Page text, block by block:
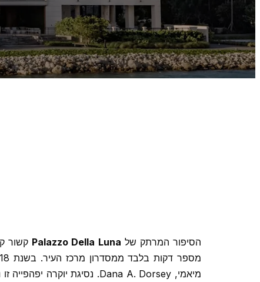
הסיפור המרתק של Palazzo Della Luna קשור
מיאמי, Dana A. Dorsey. נסיגת יוקרה יפהפייה זו נודעה בשם